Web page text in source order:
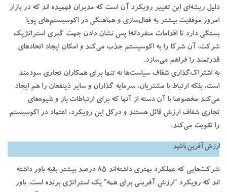
دلیل ریشه‌ای این تغییر رویکرد آن است که مدیران فهمیده اند که در بازار
امروز موفقیت بیشتر به فعال‌سازی و هماهنگی در اکوسیستم‌های پویا
بستگی دارد تا اقدامات منفردانه! پس نشان دادن جهت گیری استراتژیک
شرکت، آن شرکا را به اکوسیستم جذب می‌کند و امکان ایجاد اتحادهای
قدرتمند را فراهم می‌سازد.
به اشتراک‌گذاری شفاف سیاست‌ها نه تنها برای همکاران تجاری سودمند
است، بلکه ارتباط با مشتریان، سرمایه گذاران و سایر ذینفعان را هم ایجاد
می‌کند مخصوصا با آن دسته از آنها که برای ارتباطات باز و شیوه‌های
تجاری شفاف ارزش قائل هستند و درکل این رویکرد، اعتماد در اکوسیستم
را تقویت می‌کند.
ارزش آفرین باشید
شرکت‌هایی که عملکرد بهتری داشته‌اند 85 درصد بیشتر بقیه باور داشته
اند که رویکرد “ارزش آفرینی برای همه” یک استراتژی برنده است. باور